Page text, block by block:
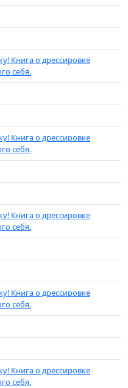
Книга о дрессировке
себя.
Книга о дрессировке
себя.
Книга о дрессировке
себя.
Книга о дрессировке
себя.
Книга о дрессировке
себя.